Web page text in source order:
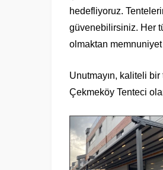
hedefliyoruz.
güvenebilirsiniz. Her
olmaktan memnuniyet
Unutmayın, kaliteli
Çekmeköy Tenteci